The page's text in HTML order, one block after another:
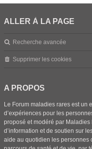
ALLER À LA PAGE
Recherche avancée
Supprimer les cookies
A PROPOS
Le Forum maladies rares est un
d’expériences pour les
proposé et modéré par
d’information et de soutien sur
aide au quotidien les personnes